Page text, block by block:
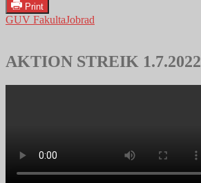
Print
GUV FakultaJobrad
AKTION STREIK 1.7.2022